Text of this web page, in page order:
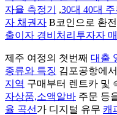
자율 측정기
,30대 40대
자 채권자 B코인으로 환
출이자 경비처리투자자
제주 여정의 첫번째 대출
종류와 특징 김포공항에
지역 구매부터 렌트카 및
자상품,소액알바 주문 등
율 곡선 가 디지털 유무 캐